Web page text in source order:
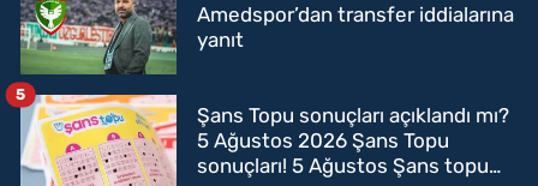
Amedspor’dan transfer iddialarına
yanıt
Şans Topu sonuçları açıklandı mı?
5 Ağustos 2026 Şans Topu
sonuçları! 5 Ağustos Şans topu
5